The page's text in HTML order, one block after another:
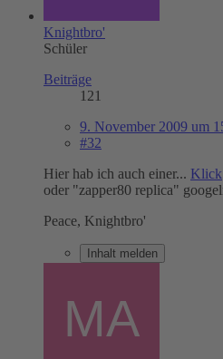
Knightbro'
Schüler
Beiträge
121
9. November 2009 um
#32
Hier hab ich auch einer... Klick
oder "zapper80 replica"
Peace, Knightbro'
Inhalt melden